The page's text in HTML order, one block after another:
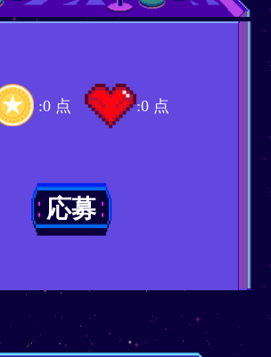
:0 点 :0点
応募